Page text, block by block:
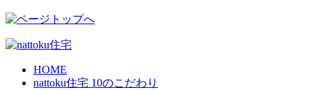
HOME
nattoku住宅 10のこだわり